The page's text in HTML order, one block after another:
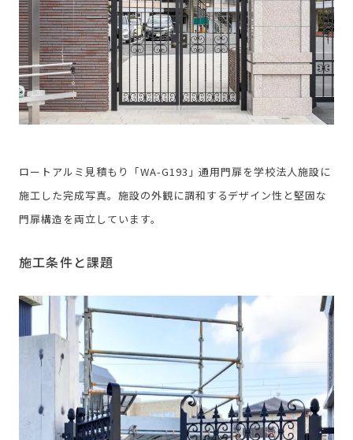
ロートアルミ見積もり「WA-G193」通用門扉を学校法人施設に
施工した完成写真。施設の外観に調和するデザイン性と堅固な
門扉構造を両立しています。
施工条件と課題